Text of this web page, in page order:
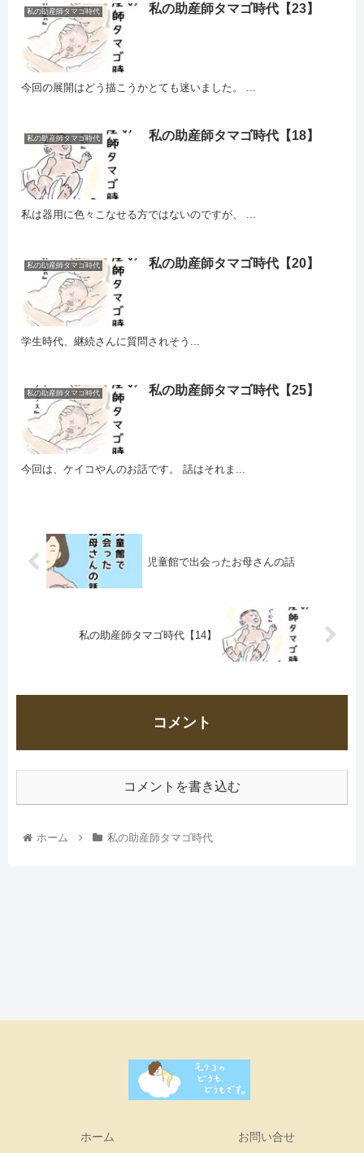
私の助産師タマゴ時代 私の助産師タマゴ時代【23】
今回の展開はどう描こうかとても迷いました。 ...
私の助産師タマゴ時代 私の助産師タマゴ時代【18】
私は器用に色々こなせる方ではないのですが、 ...
私の助産師タマゴ時代 私の助産師タマゴ時代【20】
学生時代、継続さんに質問されそう...
私の助産師タマゴ時代 私の助産師タマゴ時代【25】
今回は、ケイコやんのお話です。 話はそれま...
児童館で出会ったお母さんの話
私の助産師タマゴ時代【14】
コメント
コメントを書き込む
ホーム 私の助産師タマゴ時代
ホーム お問い合せ